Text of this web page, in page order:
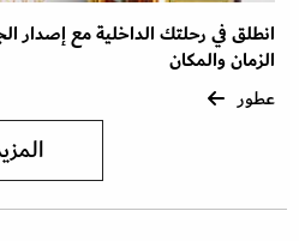
الزمان والمكان
عطور